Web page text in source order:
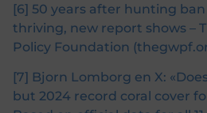
[6] 50 years after hunting
thriving, new report shows –
Policy Foundation
[7] Bjorn Lomborg en X:
but 2024 record coral cover